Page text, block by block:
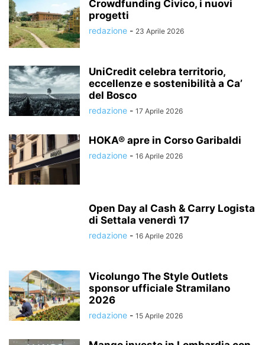
Crowdfunding Civico, i nuovi
progetti
redazione - 23 Aprile 2026
UniCredit celebra territorio,
eccellenze e sostenibilità a Ca’
del Bosco
redazione - 17 Aprile 2026
HOKA® apre in Corso Garibaldi
redazione - 16 Aprile 2026
Open Day al Cash & Carry Logista
di Settala venerdì 17
redazione - 16 Aprile 2026
Vicolungo The Style Outlets
sponsor ufficiale Stramilano
2026
redazione - 15 Aprile 2026